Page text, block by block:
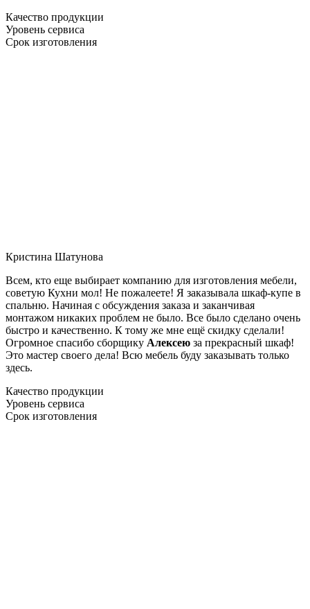
Качество продукции
Уровень сервиса
Срок изготовления
Кристина Шатунова
Всем, кто еще выбирает компанию для изготовления мебели,
советую Кухни мол! Не пожалеете! Я заказывала шкаф-купе в
спальню. Начиная с обсуждения заказа и заканчивая
монтажом никаких проблем не было. Все было сделано очень
быстро и качественно. К тому же мне ещё скидку сделали!
Огромное спасибо сборщику Алексею за прекрасный шкаф!
Это мастер своего дела! Всю мебель буду заказывать только
здесь.
Качество продукции
Уровень сервиса
Срок изготовления